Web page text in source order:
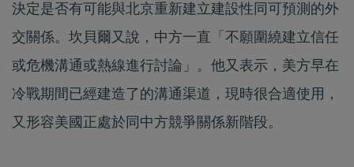
決定是否有可能與北京重新建立建設性同可預測的外
交關係。坎貝爾又說，中方一直「不願圍繞建立信任
或危機溝通或熱線進行討論」。他又表示，美方早在
冷戰期間已經建造了的溝通渠道，現時很合適使用，
又形容美國正處於同中方競爭關係新階段。